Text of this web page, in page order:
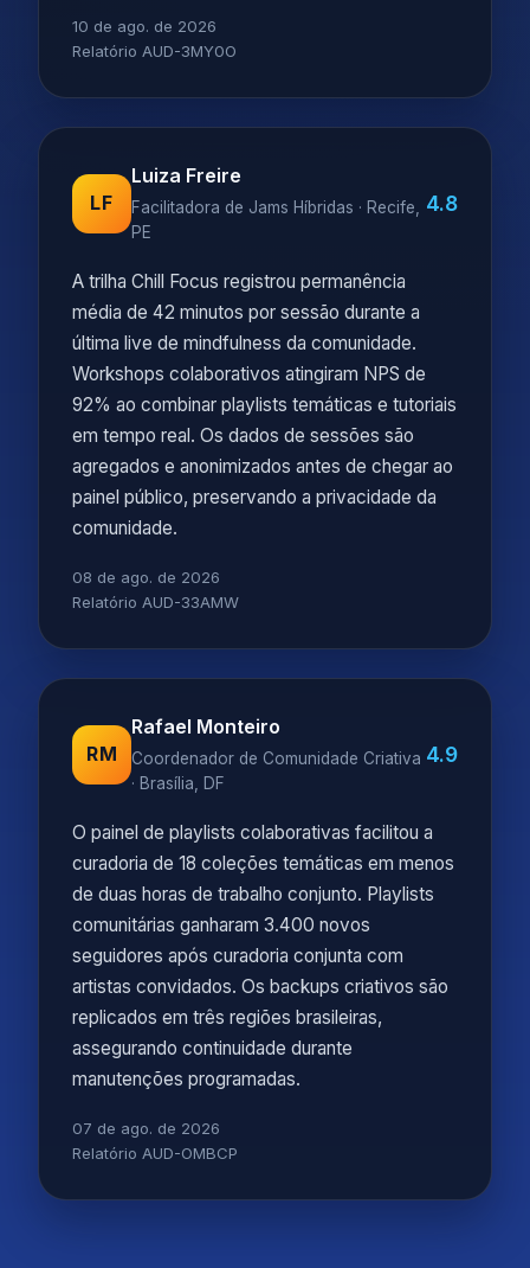
10 de ago. de 2026
Relatório AUD-3MY0O
LF
Luiza Freire
Facilitadora de Jams Híbridas · Recife,
PE
4.8
A trilha Chill Focus registrou permanência
média de 42 minutos por sessão durante a
última live de mindfulness da comunidade.
Workshops colaborativos atingiram NPS de
92% ao combinar playlists temáticas e tutoriais
em tempo real. Os dados de sessões são
agregados e anonimizados antes de chegar ao
painel público, preservando a privacidade da
comunidade.
08 de ago. de 2026
Relatório AUD-33AMW
RM
Rafael Monteiro
Coordenador de Comunidade Criativa
· Brasília, DF
4.9
O painel de playlists colaborativas facilitou a
curadoria de 18 coleções temáticas em menos
de duas horas de trabalho conjunto. Playlists
comunitárias ganharam 3.400 novos
seguidores após curadoria conjunta com
artistas convidados. Os backups criativos são
replicados em três regiões brasileiras,
assegurando continuidade durante
manutenções programadas.
07 de ago. de 2026
Relatório AUD-OMBCP